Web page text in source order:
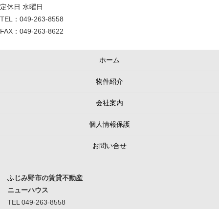
定休日 水曜日
TEL：049-263-8558
FAX：049-263-8622
ホーム
物件紹介
会社案内
個人情報保護
お問い合せ
ふじみ野市の賃貸不動産
ニューハウス
TEL 049-263-8558